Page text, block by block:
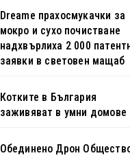
изложба в
Dreame прахосмукачки за
мокро и сухо почистване
надхвърлиха 2 000
заявки в световен мащаб
Котките в България
заживяват в умни домове
Обединено Дрон